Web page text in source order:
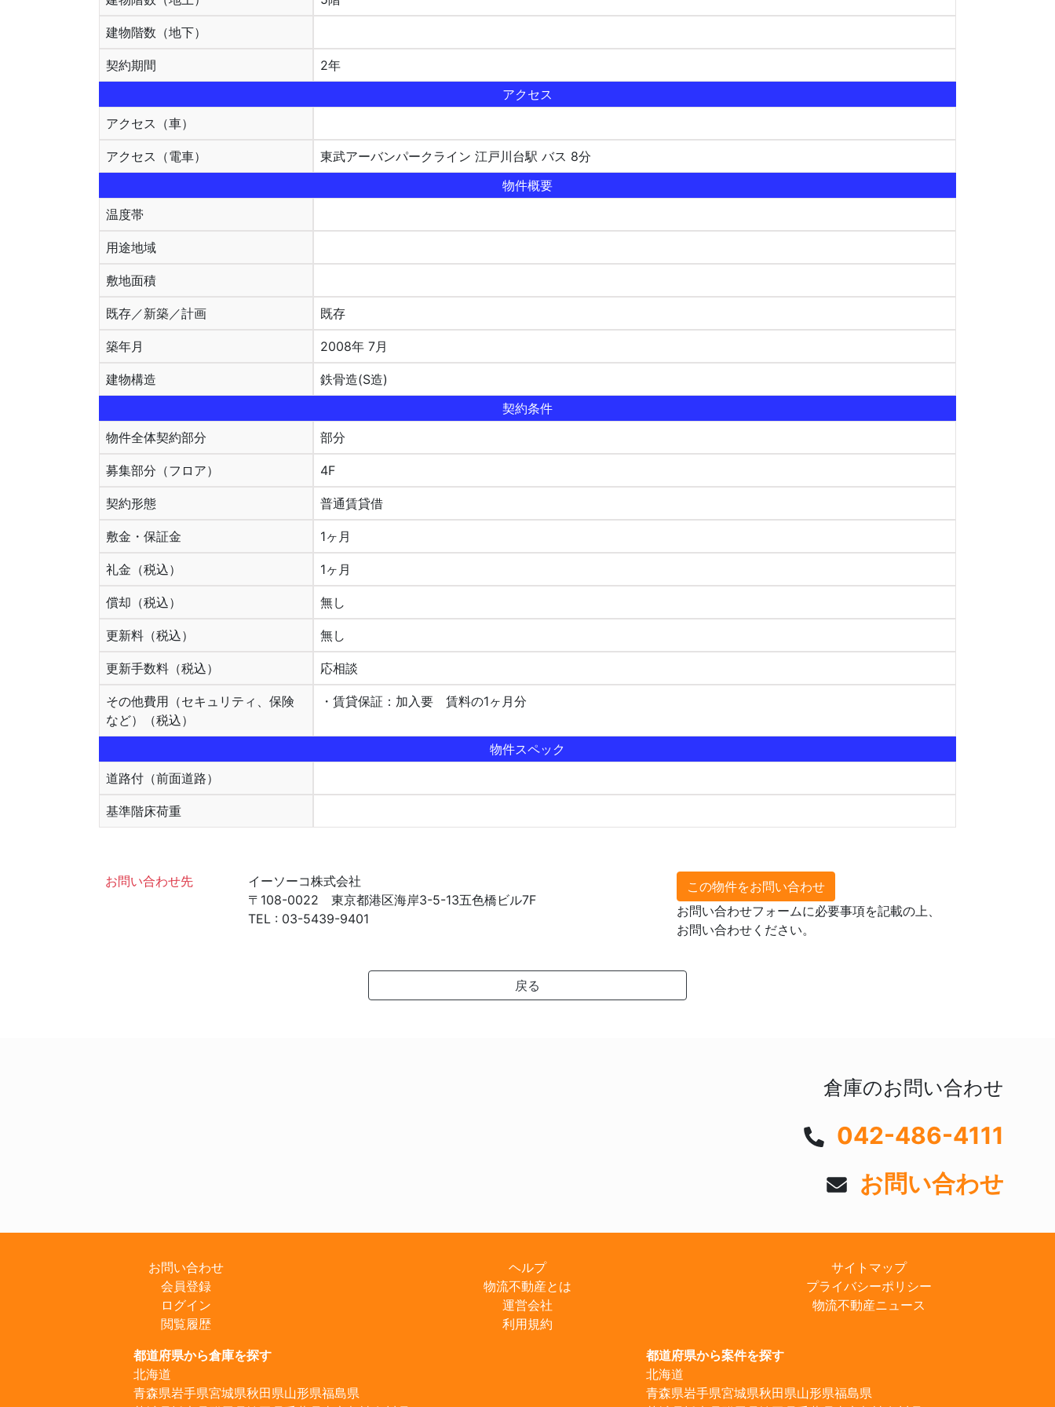
建物階数（地下）
契約期間
2年
アクセス
アクセス（車）
アクセス（電車）
東武アーバンパークライン 江戸川台駅 バス 8分
物件概要
温度帯
用途地域
敷地面積
既存／新築／計画 既存
築年月 2008年 7月
建物構造
鉄骨造(S造)
契約条件
物件全体契約部分
部分
募集部分（フロア） 4F
契約形態 普通賃貸借
敷金・保証金 1ヶ月
礼金（税込） 1ヶ月
償却（税込） 無し
更新料（税込） 無し
更新手数料（税込） 応相談
その他費用（セキュリティ、保険
など）（税込）
・賃貸保証：加入要 賃料の1ヶ月分
物件スペック
道路付（前面道路）
基準階床荷重
お問い合わせ先
イーソーコ株式会社
〒108-0022 東京都港区海岸3-5-13五色橋ビル7F
TEL : 03-5439-9401
この物件をお問い合わせ
お問い合わせフォームに必要事項を記載の上、
お問い合わせください。
戻る
倉庫のお問い合わせ
042-486-4111
お問い合わせ
お問い合わせ
会員登録
ログイン
閲覧履歴
ヘルプ
物流不動産とは
運営会社
利用規約
サイトマップ
プライバシーポリシー
物流不動産ニュース
都道府県から倉庫を探す
北海道
青森県岩手県宮城県秋田県山形県福島県
都道府県から案件を探す
北海道
青森県岩手県宮城県秋田県山形県福島県